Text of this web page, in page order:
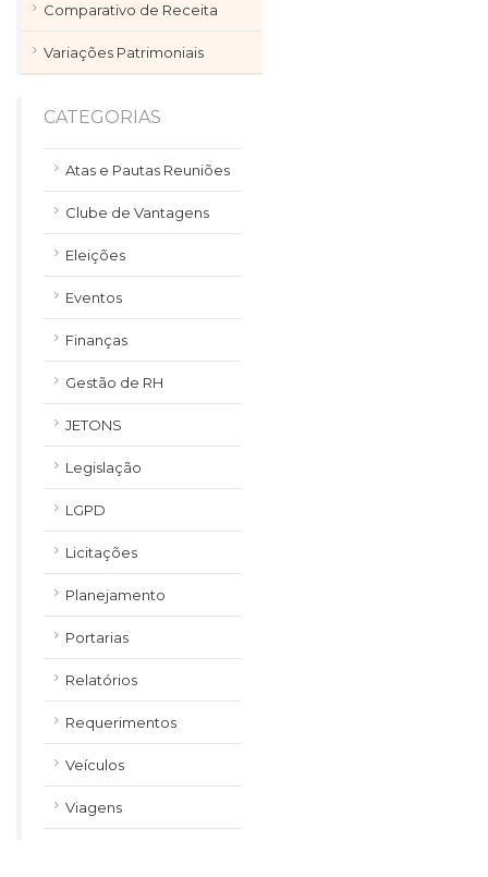
Comparativo de Receita
Variações Patrimoniais
CATEGORIAS
Atas e Pautas Reuniões
Clube de Vantagens
Eleições
Eventos
Finanças
Gestão de RH
JETONS
Legislação
LGPD
Licitações
Planejamento
Portarias
Relatórios
Requerimentos
Veículos
Viagens